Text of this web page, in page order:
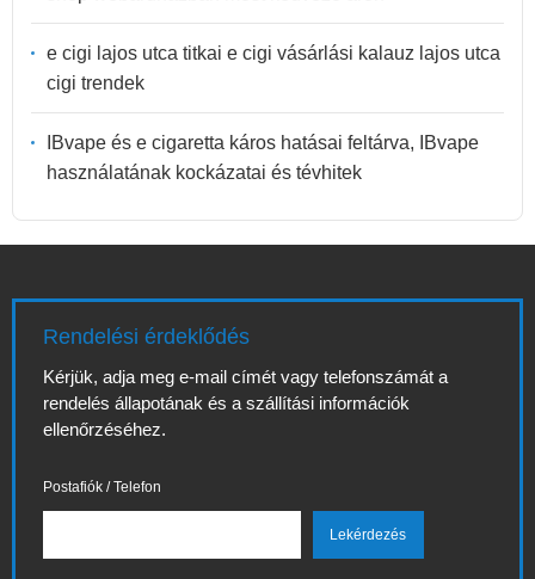
e cigi lajos utca titkai e cigi vásárlási kalauz lajos utca
cigi trendek
IBvape és e cigaretta káros hatásai feltárva, IBvape
használatának kockázatai és tévhitek
Rendelési érdeklődés
Kérjük, adja meg e-mail címét vagy telefonszámát a
rendelés állapotának és a szállítási információk
ellenőrzéséhez.
Postafiók / Telefon